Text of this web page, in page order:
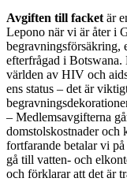
Avgiften till facket är
Lepono när vi är åter i
begravningsförsäkring,
efterfrågad i Botswana.
världen av HIV och
ens status – det är
– Medlemsavgifterna
domstolskostnader och
fortfarande betalar vi
gå till vatten- och
och förklarar att det är